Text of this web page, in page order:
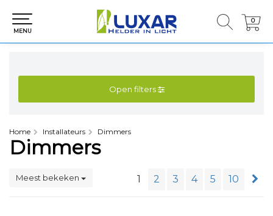
0
0
MENU
Open filters
Home Installateurs Dimmers
Dimmers
Meest bekeken 1 2 3 4 5 10